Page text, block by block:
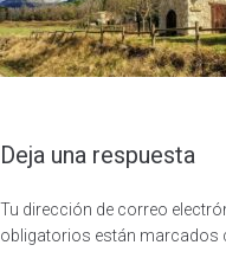
Deja una respuesta
Tu dirección de correo
obligatorios están marcados